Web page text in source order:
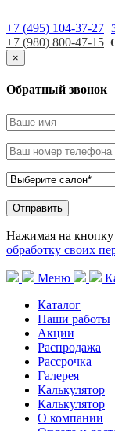
+7 (495) 104-37-27
+7 (980) 800-47-15
×
Обратный звонок
Нажимая на кнопку
обработку своих
Меню
Каталог
Наши работы
Акции
Распродажа
Рассрочка
Галерея
Калькулятор
Калькулятор
О компании